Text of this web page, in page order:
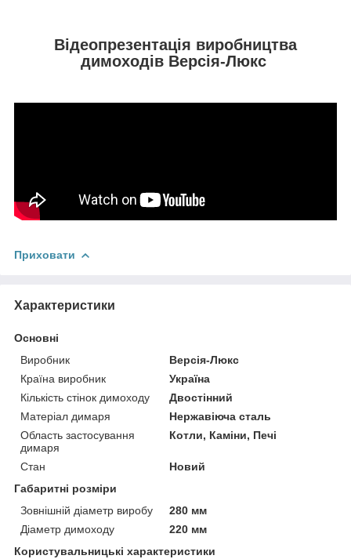
Відеопрезентація виробництва
димоходів Версія-Люкс
Приховати
Характеристики
Основні
Виробник
Версія-Люкс
Країна виробник
Україна
Кількість стінок димоходу
Двостінний
Матеріал димаря
Нержавіюча сталь
Область застосування
димаря
Котли, Каміни, Печі
Стан
Новий
Габаритні розміри
Зовнішній діаметр виробу
280 мм
Діаметр димоходу
220 мм
Користувальницькі характеристики